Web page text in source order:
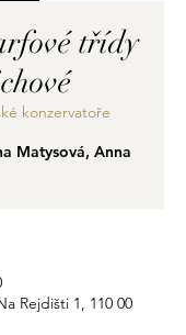
třídy
konzervatoře
Matysová, Anna
Rejdišti 1, 110 00